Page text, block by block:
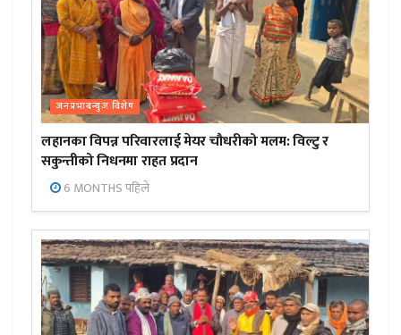
जनप्रभाबन्युज विशेष
लहानका विपन्न परिवारलाई मेयर चौधरीको मलम: विल्टु र
सकुन्तीको निधनमा राहत प्रदान
6 MONTHS पहिले